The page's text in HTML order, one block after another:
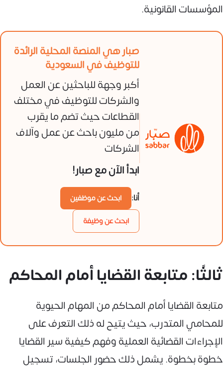
المؤسسات القانونية.
صبار هي المنصة المحلية الرائدة
للتوظيف في السعودية
أكبر وجهة للباحثين عن العمل
والشركات للتوظيف في مختلف
القطاعات حيث تضم ما يقرب
من مليون باحث عن عمل وآلاف
الشركات
ابدأ الآن مع صبار!
أنا:
ابحث عن موظفين
ابحث عن وظيفة
ثالثًا: متابعة القضايا أمام المحاكم
متابعة القضايا أمام المحاكم من المهام الحيوية
للمحامي المتدرب، حيث يتيح له ذلك التعرف على
الإجراءات القضائية العملية وفهم كيفية سير القضايا
خطوة بخطوة. يشمل ذلك حضور الجلسات، تسجيل